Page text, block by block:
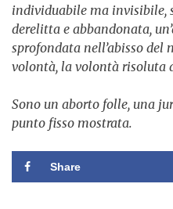
individuabile ma invisibile,
derelitta e abbandonata,
sprofondata nell’abisso del
volontà, la volontà risoluta
Sono un aborto folle, una
punto fisso mostrata.
Share